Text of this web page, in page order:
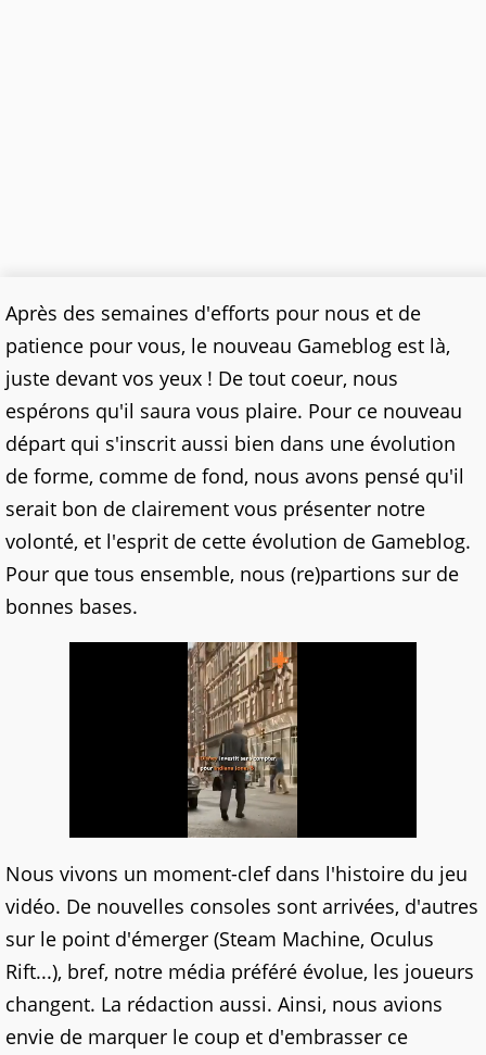
Après des semaines d'efforts pour nous et de
patience pour vous, le nouveau Gameblog est là,
juste devant vos yeux ! De tout coeur, nous
espérons qu'il saura vous plaire. Pour ce nouveau
départ qui s'inscrit aussi bien dans une évolution
de forme, comme de fond, nous avons pensé qu'il
serait bon de clairement vous présenter notre
volonté, et l'esprit de cette évolution de Gameblog.
Pour que tous ensemble, nous (re)partions sur de
bonnes bases.
Nous vivons un moment-clef dans l'histoire du jeu
vidéo. De nouvelles consoles sont arrivées, d'autres
sur le point d'émerger (Steam Machine, Oculus
Rift...), bref, notre média préféré évolue, les joueurs
changent. La rédaction aussi. Ainsi, nous avions
envie de marquer le coup et d'embrasser ce